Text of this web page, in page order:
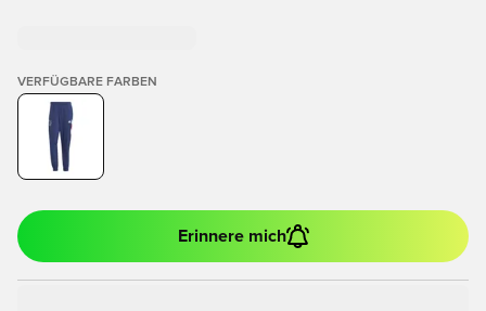
VERFÜGBARE FARBEN
Erinnere mich